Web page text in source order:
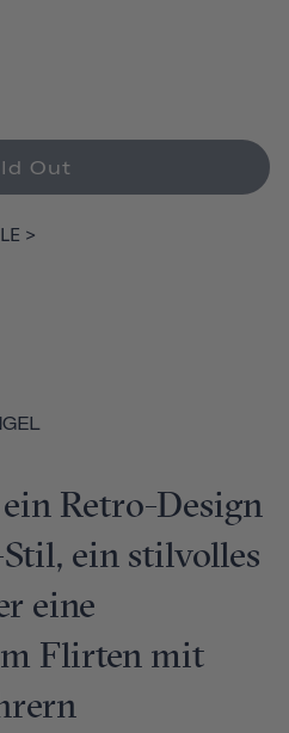
Out
>
Retro-Design
ein stilvolles
eine
Flirten mit